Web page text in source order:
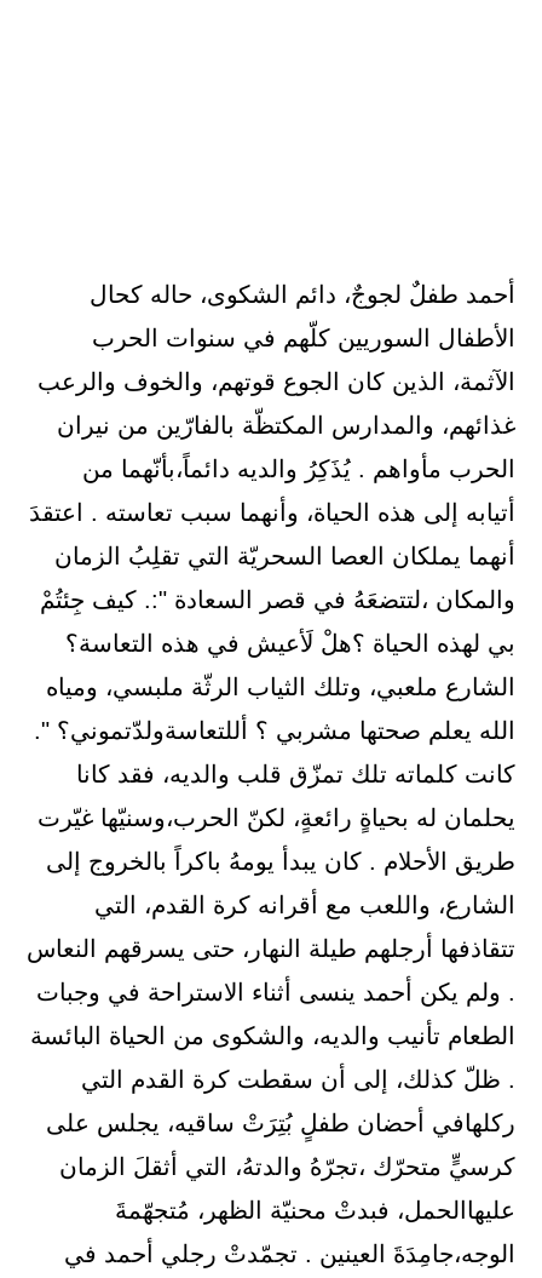
ﺃﺣﻤﺪ ﻃﻔﻞٌ ﻟﺠﻮﺝٌ، ﺩﺍﺋﻢ ﺍﻟﺸﻜﻮﻯ، ﺣﺎﻟﻪ ﻛﺤﺎﻝ
ﺍﻷﻃﻔﺎﻝ ﺍﻟﺴﻮﺭﻳﻴﻦ ﻛﻠّﻬﻢ ﻓﻲ ﺳﻨﻮﺍﺕ ﺍﻟﺤﺮﺏ
ﺍﻵﺛﻤﺔ، ﺍﻟﺬﻳﻦ ﻛﺎﻥ ﺍﻟﺠﻮﻉ ﻗﻮﺗﻬﻢ، ﻭﺍﻟﺨﻮﻑ ﻭﺍﻟﺮﻋﺐ
ﻏﺬﺍﺋﻬﻢ، ﻭﺍﻟﻤﺪﺍﺭﺱ ﺍﻟﻤﻜﺘﻈّﺔ ﺑﺎﻟﻔﺎﺭّﻳﻦ ﻣﻦ ﻧﻴﺮﺍﻥ
ﺍﻟﺤﺮﺏ ﻣﺄﻭﺍﻫﻢ . ﻳُﺬَﻛِﺮُ ﻭﺍﻟﺪﻳﻪ ﺩﺍﺋﻤﺎً،ﺑﺄﻧّﻬﻤﺎ ﻣﻦ
ﺃﺗﻴﺎﺑﻪ ﺇﻟﻰ ﻫﺬﻩ ﺍﻟﺤﻴﺎﺓ، ﻭﺃﻧﻬﻤﺎ ﺳﺒﺐ ﺗﻌﺎﺳﺘﻪ . ﺍﻋﺘﻘﺪَ
ﺃﻧﻬﻤﺎ ﻳﻤﻠﻜﺎﻥ ﺍﻟﻌﺼﺎ ﺍﻟﺴﺤﺮﻳّﺔ ﺍﻟﺘﻲ ﺗﻘﻠِﺐُ ﺍﻟﺰﻣﺎﻥ
ﻭﺍﻟﻤﻜﺎﻥ ،ﻟﺘﺘﻀﻌَﻪُ ﻓﻲ ﻗﺼﺮ ﺍﻟﺴﻌﺎﺩﺓ ":. ﻛﻴﻒ ﺟِﺌﺘُﻢْ
ﺑﻲ ﻟﻬﺬﻩ ﺍﻟﺤﻴﺎﺓ ؟ﻫﻞْ ﻟَﺄﻋﻴﺶ ﻓﻲ ﻫﺬﻩ ﺍﻟﺘﻌﺎﺳﺔ؟
ﺍﻟﺸﺎﺭﻉ ﻣﻠﻌﺒﻲ، ﻭﺗﻠﻚ ﺍﻟﺜﻴﺎﺏ ﺍﻟﺮﺛّﺔ ﻣﻠﺒﺴﻲ، ﻭﻣﻴﺎﻩ
ﺍﻟﻠﻪ ﻳﻌﻠﻢ ﺻﺤﺘﻬﺎ ﻣﺸﺮﺑﻲ ؟ ﺃﻟﻠﺘﻌﺎﺳﺔﻭﻟﺪّﺗﻤﻮﻧﻲ؟ ".
ﻛﺎﻧﺖ ﻛﻠﻤﺎﺗﻪ ﺗﻠﻚ ﺗﻤﺰّﻕ ﻗﻠﺐ ﻭﺍﻟﺪﻳﻪ، ﻓﻘﺪ ﻛﺎﻧﺎ
ﻳﺤﻠﻤﺎﻥ ﻟﻪ ﺑﺤﻴﺎﺓٍ ﺭﺍﺋﻌﺔٍ، ﻟﻜﻦّ ﺍﻟﺤﺮﺏ،ﻭﺳﻨﻴّﻬﺎ ﻏﻴّﺮﺕ
ﻃﺮﻳﻖ ﺍﻷﺣﻼﻡ . ﻛﺎﻥ ﻳﺒﺪﺃ ﻳﻮﻣﻪُ ﺑﺎﻛﺮﺍً ﺑﺎﻟﺨﺮﻭﺝ ﺇﻟﻰ
ﺍﻟﺸﺎﺭﻉ، ﻭﺍﻟﻠﻌﺐ ﻣﻊ ﺃﻗﺮﺍﻧﻪ ﻛﺮﺓ ﺍﻟﻘﺪﻡ، ﺍﻟﺘﻲ
ﺗﺘﻘﺎﺫﻓﻬﺎ ﺃﺭﺟﻠﻬﻢ ﻃﻴﻠﺔ ﺍﻟﻨﻬﺎﺭ، ﺣﺘﻰ ﻳﺴﺮﻗﻬﻢ ﺍﻟﻨﻌﺎﺱ
. ﻭﻟﻢ ﻳﻜﻦ ﺃﺣﻤﺪ ﻳﻨﺴﻰ ﺃﺛﻨﺎﺀ ﺍﻻﺳﺘﺮﺍﺣﺔ ﻓﻲ ﻭﺟﺒﺎﺕ
ﺍﻟﻄﻌﺎﻡ ﺗﺄﻧﻴﺐ ﻭﺍﻟﺪﻳﻪ، ﻭﺍﻟﺸﻜﻮﻯ ﻣﻦ ﺍﻟﺤﻴﺎﺓ ﺍﻟﺒﺎﺋﺴﺔ
. ﻇﻞّ ﻛﺬﻟﻚ، ﺇﻟﻰ ﺃﻥ ﺳﻘﻄﺖ ﻛﺮﺓ ﺍﻟﻘﺪﻡ ﺍﻟﺘﻲ
ﺭﻛﻠﻬﺎﻓﻲ ﺃﺣﻀﺎﻥ ﻃﻔﻞٍ ﺑُﺘِﺮَﺕْ ﺳﺎﻗﻴﻪ، ﻳﺠﻠﺲ ﻋﻠﻰ
ﻛﺮﺳﻲٍّ ﻣﺘﺤﺮّﻙ ،ﺗﺠﺮّﻩُ ﻭﺍﻟﺪﺗﻪُ، ﺍﻟﺘﻲ ﺃﺛﻘﻞَ ﺍﻟﺰﻣﺎﻥ
ﻋﻠﻴﻬﺎﺍﻟﺤﻤﻞ، ﻓﺒﺪﺕْ ﻣﺤﻨﻴّﺔ ﺍﻟﻈﻬﺮ، ﻣُﺘﺠﻬّﻤﺔَ
ﺍﻟﻮﺟﻪ،ﺟﺎﻣِﺪَﺓَ ﺍﻟﻌﻴﻨﻴﻦ . ﺗﺠﻤّﺪﺕْ ﺭﺟﻠﻲ ﺃﺣﻤﺪ ﻓﻲ